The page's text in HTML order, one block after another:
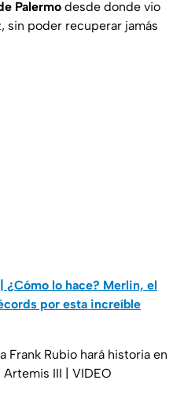
Palermo desde donde vio
sin poder recuperar jamás
¿Cómo lo hace? Merlin, el
por esta increíble
Frank Rubio hará historia en
Artemis III | VIDEO